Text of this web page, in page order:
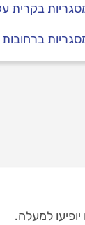
בקרית
ברחובות
למעלה.